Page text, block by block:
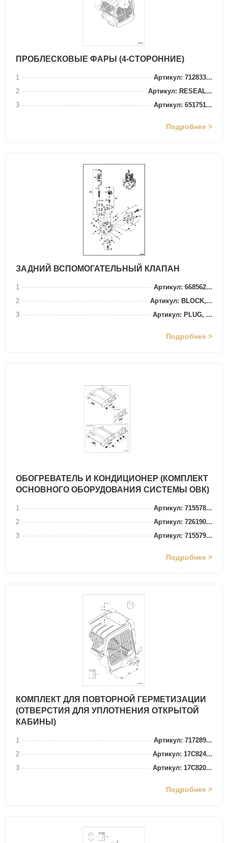
ПРОБЛЕСКОВЫЕ ФАРЫ (4-СТОРОННИЕ)
1
Артикул: 712833...
2
Артикул: RESEAL...
3
Артикул: 651751...
Подробнее >
ЗАДНИЙ ВСПОМОГАТЕЛЬНЫЙ КЛАПАН
1
Артикул: 668562...
2
Артикул: BLOCK,...
3
Артикул: PLUG, ...
Подробнее >
ОБОГРЕВАТЕЛЬ И КОНДИЦИОНЕР (КОМПЛЕКТ
ОСНОВНОГО ОБОРУДОВАНИЯ СИСТЕМЫ ОВК)
1
Артикул: 715578...
2
Артикул: 726190...
3
Артикул: 715579...
Подробнее >
КОМПЛЕКТ ДЛЯ ПОВТОРНОЙ ГЕРМЕТИЗАЦИИ
(ОТВЕРСТИЯ ДЛЯ УПЛОТНЕНИЯ ОТКРЫТОЙ
КАБИНЫ)
1
Артикул: 717289...
2
Артикул: 17C824...
3
Артикул: 17C820...
Подробнее >